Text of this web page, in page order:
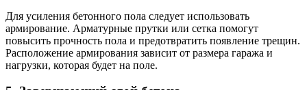
Для усиления бетонного пола следует использовать
армирование. Арматурные прутки или сетка помогут
повысить прочность пола и предотвратить появление трещин.
Расположение армирования зависит от размера гаража и
нагрузки, которая будет на поле.